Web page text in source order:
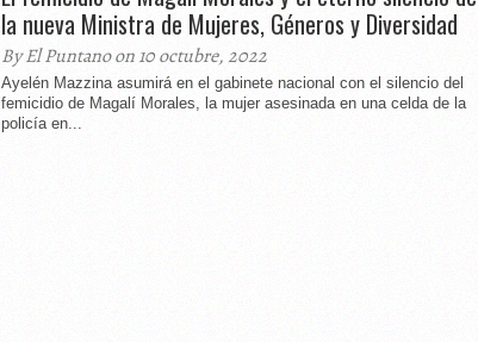
la nueva Ministra de Mujeres, Géneros y Diversidad
By El Puntano on 10 octubre, 2022
Ayelén Mazzina asumirá en el gabinete nacional con el silencio del
femicidio de Magalí Morales, la mujer asesinada en una celda de la
policía en...